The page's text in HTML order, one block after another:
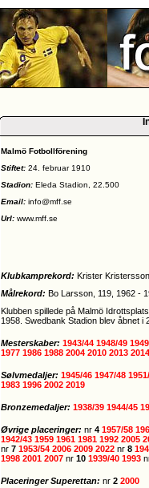
Malmö Fotbollförening
Stiftet: 24. februar 1910
Stadion: Eleda Stadion, 22.500
Email: info@mff.se
Url: www.mff.se
Klubkamprekord: Krister
Målrekord: Bo Larsson, 119, 1962 -
Klubben spillede på Malmö
1958. Swedbank Stadion blev åbnet i
Mesterskaber: 1943/44 1948/49
1977 1986 1988 2004 2010 2013
Sølvmedaljer: 1945/46 1947/48
1983 1996 2002 2019
Bronzemedaljer: 1938/39 1944/45
Øvrige placeringer: nr 4 1957/58
1942/43 1959 1961 1981 1992 2005
nr 7 1953/54 2006 2009 2022 nr 8
1998 2001 2007 nr 10 1939/40 1993
Placeringer Superettan: nr 2 2000